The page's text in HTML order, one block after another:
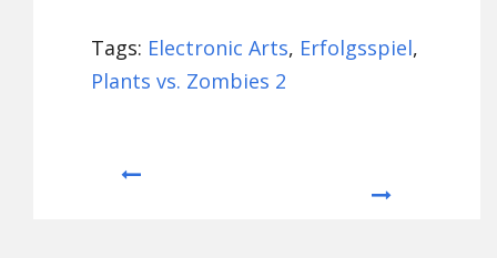
Tags: Electronic Arts, Erfolgsspiel,
Plants vs. Zombies 2